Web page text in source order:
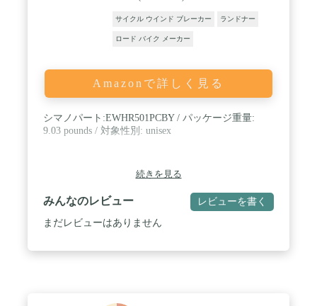
サイクル ウインド ブレーカー ランドナー
ロード バイク メーカー
Amazonで詳しく見る
シマノパート:EWHR501PCBY / パッケージ重量:
9.03 pounds / 対象性別: unisex
続きを見る
みんなのレビュー レビューを書く
まだレビューはありません